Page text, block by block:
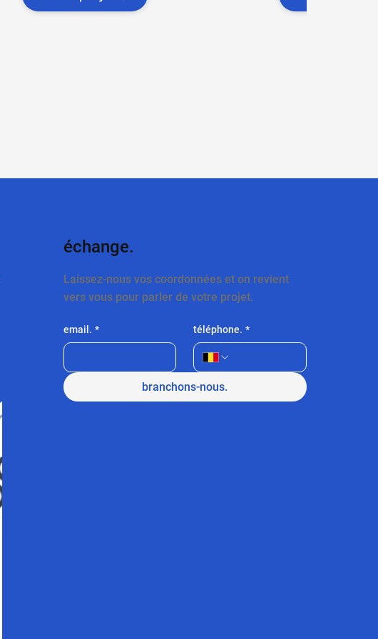
email. * téléphone. *
branchons-nous.
échange.
Laissez-nous vos coordonnées et on revient
vers vous pour parler de votre projet.